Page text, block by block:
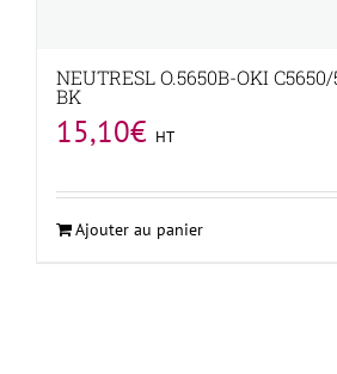
NEUTRESL O.5650B-OKI
BK
15,10€ HT
Ajouter au panier